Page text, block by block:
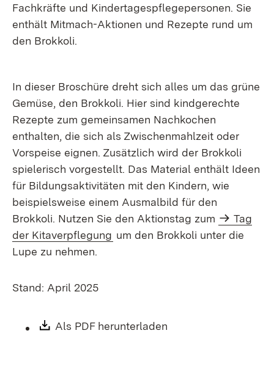
Fachkräfte und Kindertagespflegepersonen. Sie
enthält Mitmach-Aktionen und Rezepte rund um
den Brokkoli.
In dieser Broschüre dreht sich alles um das grüne
Gemüse, den Brokkoli. Hier sind kindgerechte
Rezepte zum gemeinsamen Nachkochen
enthalten, die sich als Zwischenmahlzeit oder
Vorspeise eignen. Zusätzlich wird der Brokkoli
spielerisch vorgestellt. Das Material enthält Ideen
für Bildungsaktivitäten mit den Kindern, wie
beispielsweise einem Ausmalbild für den
Brokkoli. Nutzen Sie den Aktionstag zum
Tag
der Kitaverpflegung um den Brokkoli unter die
Lupe zu nehmen.
Stand: April 2025
Download:
Als PDF herunterladen